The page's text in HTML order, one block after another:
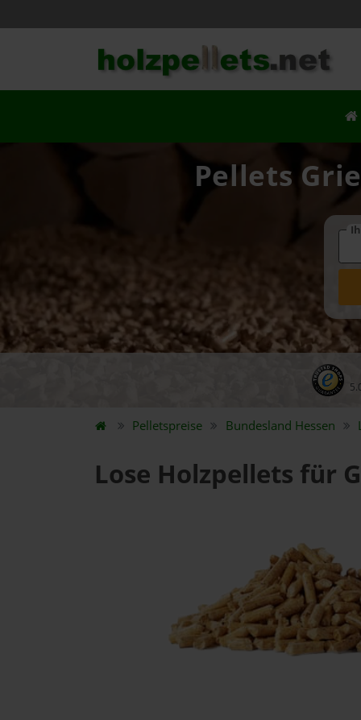
Pellets
Pelletspreise Bundesland Hessen
Lose Holzpellets für